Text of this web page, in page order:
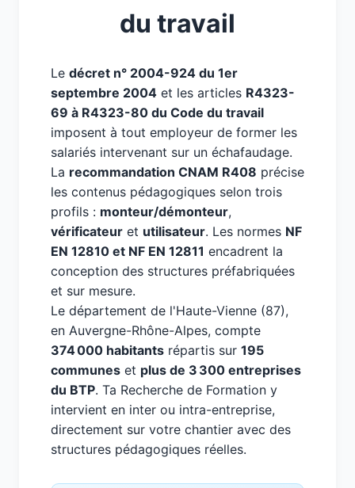
du travail
Le décret n° 2004-924 du 1er
septembre 2004 et les articles R4323-
69 à R4323-80 du Code du travail
imposent à tout employeur de former les
salariés intervenant sur un échafaudage.
La recommandation CNAM R408 précise
les contenus pédagogiques selon trois
profils : monteur/démonteur,
vérificateur et utilisateur. Les normes NF
EN 12810 et NF EN 12811 encadrent la
conception des structures préfabriquées
et sur mesure.
Le département de l'Haute-Vienne (87),
en Auvergne-Rhône-Alpes, compte
374 000 habitants répartis sur 195
communes et plus de 3 300 entreprises
du BTP. Ta Recherche de Formation y
intervient en inter ou intra-entreprise,
directement sur votre chantier avec des
structures pédagogiques réelles.